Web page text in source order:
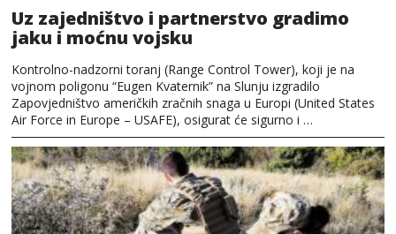
Uz zajedništvo i partnerstvo gradimo
jaku i moćnu vojsku
Kontrolno-nadzorni toranj (Range Control Tower), koji je na
vojnom poligonu “Eugen Kvaternik” na Slunju izgradilo
Zapovjedništvo američkih zračnih snaga u Europi (United States
Air Force in Europe – USAFE), osigurat će sigurno i …